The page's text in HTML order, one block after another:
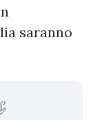
saranno